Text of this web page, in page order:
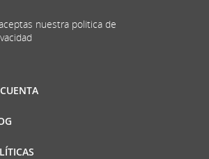
nuestra politica de